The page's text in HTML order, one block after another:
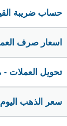
حساب ضريبة
اسعار صرف
تحويل العملات
سعر الذهب اليوم